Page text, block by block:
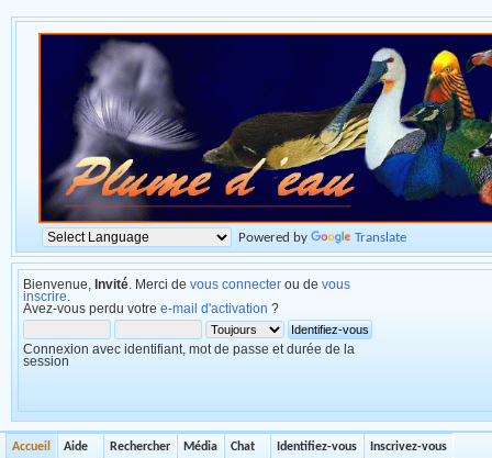
Powered by Translate
Bienvenue, Invité . Merci de vous connecter ou de vous
inscrire
Avez-vous perdu votre e-mail d'activation ?
Connexion avec identifiant, mot de passe et durée de la
session
Accueil Aide Rechercher Média Chat Identifiez-vous Inscrivez-vous